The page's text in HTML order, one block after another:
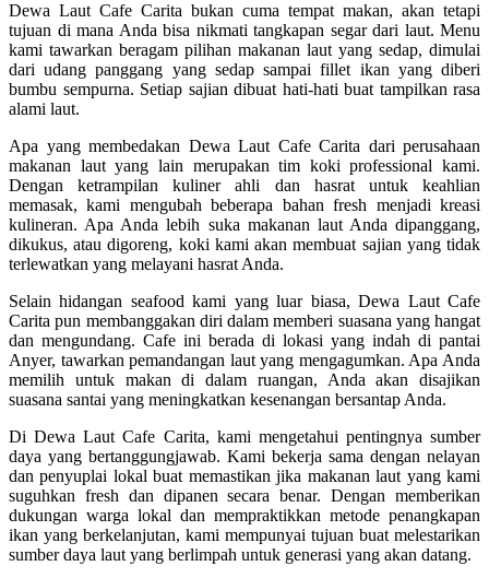
Dewa Laut Cafe Carita bukan cuma tempat makan, akan tetapi
tujuan di mana Anda bisa nikmati tangkapan segar dari laut. Menu
kami tawarkan beragam pilihan makanan laut yang sedap, dimulai
dari udang panggang yang sedap sampai fillet ikan yang diberi
bumbu sempurna. Setiap sajian dibuat hati-hati buat tampilkan rasa
alami laut.
Apa yang membedakan Dewa Laut Cafe Carita dari perusahaan
makanan laut yang lain merupakan tim koki professional kami.
Dengan ketrampilan kuliner ahli dan hasrat untuk keahlian
memasak, kami mengubah beberapa bahan fresh menjadi kreasi
kulineran. Apa Anda lebih suka makanan laut Anda dipanggang,
dikukus, atau digoreng, koki kami akan membuat sajian yang tidak
terlewatkan yang melayani hasrat Anda.
Selain hidangan seafood kami yang luar biasa, Dewa Laut Cafe
Carita pun membanggakan diri dalam memberi suasana yang hangat
dan mengundang. Cafe ini berada di lokasi yang indah di pantai
Anyer, tawarkan pemandangan laut yang mengagumkan. Apa Anda
memilih untuk makan di dalam ruangan, Anda akan disajikan
suasana santai yang meningkatkan kesenangan bersantap Anda.
Di Dewa Laut Cafe Carita, kami mengetahui pentingnya sumber
daya yang bertanggungjawab. Kami bekerja sama dengan nelayan
dan penyuplai lokal buat memastikan jika makanan laut yang kami
suguhkan fresh dan dipanen secara benar. Dengan memberikan
dukungan warga lokal dan mempraktikkan metode penangkapan
ikan yang berkelanjutan, kami mempunyai tujuan buat melestarikan
sumber daya laut yang berlimpah untuk generasi yang akan datang.